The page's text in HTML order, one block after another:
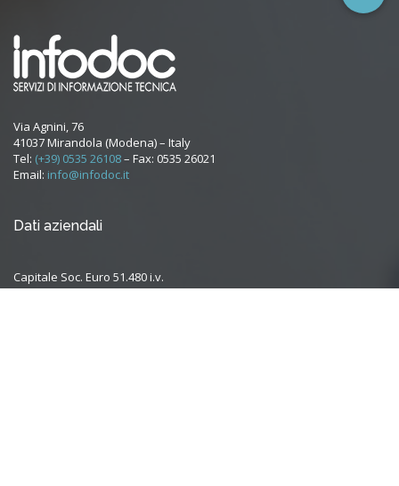
Via Agnini, 76
41037 Mirandola (Modena) – Italy
Tel: (+39) 0535 26108– Fax: 0535 26021
Email: info@infodoc.it
Dati aziendali
Capitale Soc. Euro 51.480 i.v.
Iscr. Trib. Modena Reg. Soc. N. 20076